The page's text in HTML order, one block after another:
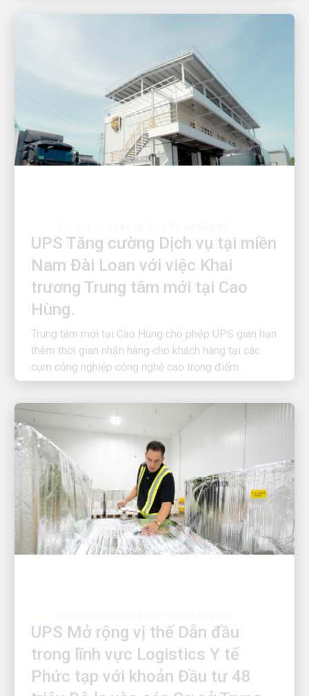
Nam Đài Loan với việc Khai
trương Trung tâm mới tại Cao
Hùng.
Trung tâm mới tại Cao Hùng cho phép UPS gian hạn
thêm thời gian nhận hàng cho khách hàng tại các
cụm công nghiệp công nghệ cao trọng điểm.
trong lĩnh vực Logistics Y tế
Phức tạp với khoản Đầu tư 48
triệu Đô la vào các Cơ sở Trung